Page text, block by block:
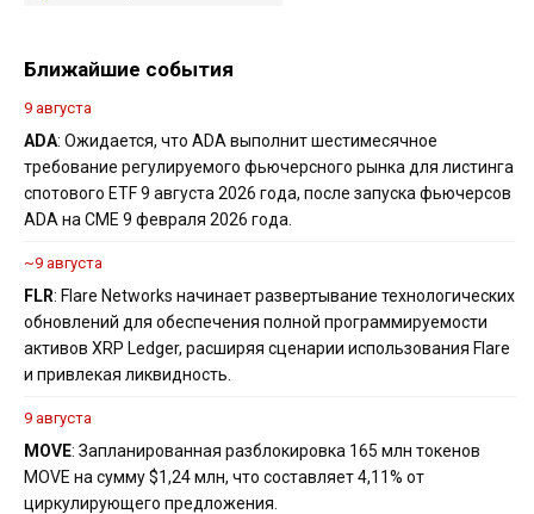
Ближайшие события
9 августа
ADA: Ожидается, что ADA выполнит шестимесячное
требование регулируемого фьючерсного рынка для листинга
спотового ETF 9 августа 2026 года, после запуска фьючерсов
ADA на CME 9 февраля 2026 года.
~9 августа
FLR: Flare Networks начинает развертывание технологических
обновлений для обеспечения полной программируемости
активов XRP Ledger, расширяя сценарии использования Flare
и привлекая ликвидность.
9 августа
MOVE: Запланированная разблокировка 165 млн токенов
MOVE на сумму $1,24 млн, что составляет 4,11% от
циркулирующего предложения.